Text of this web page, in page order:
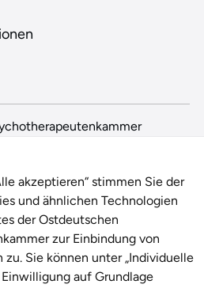
akzeptieren“ stimmen Sie der
und ähnlichen Technologien
der Ostdeutschen
zur Einbindung von
Sie können unter „Individuelle
auf Grundlage